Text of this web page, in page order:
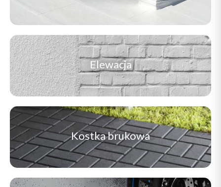
Elewacja
Kostka brukowa